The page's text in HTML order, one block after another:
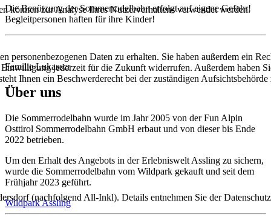
Die Benützung der Sommerrodelbahn erfolgt auf eigene Gefahr!
Begleitpersonen haften für ihre Kinder!
Familie Lukasser
Über uns
Die Sommerrodelbahn wurde im Jahr 2005 von der Fun Alpin
Osttirol Sommerrodelbahn GmbH erbaut und von dieser bis Ende
2022 betrieben.
Um den Erhalt des Angebots in der Erlebniswelt Assling zu sichern,
wurde die Sommerrodelbahn vom Wildpark gekauft und seit dem
Frühjahr 2023 geführt.
Wildpark Assling
können zur Analyse Ihres Nutzerverhaltens verwendet werden.
Daten zu erhalten. Sie haben außerdem ein
jederzeit für die Zukunft widerrufen. Außerdem haben
Ihnen ein Beschwerderecht bei der zuständigen Aufsichtsbehörde
(nachfolgend All-Inkl). Details entnehmen Sie der